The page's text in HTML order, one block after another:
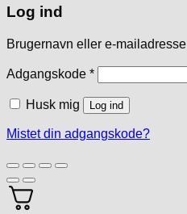
Log ind
Brugernavn eller e-mailadresse
Adgangskode *Påkrævet
Husk mig Log ind
Mistet din adgangskode?